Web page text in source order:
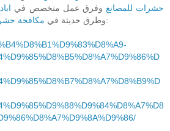
حشرات للمصانع وفرق عمل متخصص في
وطرق حديثة في مكافحة
موقعنا: